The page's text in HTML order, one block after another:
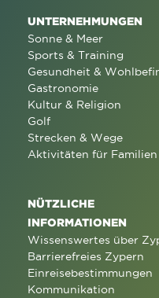
UNTERNEHMUNGEN
Sonne & Meer
Sports & Training
Gesundheit &
Gastronomie
Kultur & Religion
Golf
Strecken & Wege
Aktivitäten für Familien
NÜTZLICHE
INFORMATIONEN
Wissenswertes über
Barrierefreies Zypern
Einreisebestimmungen
Kommunikation